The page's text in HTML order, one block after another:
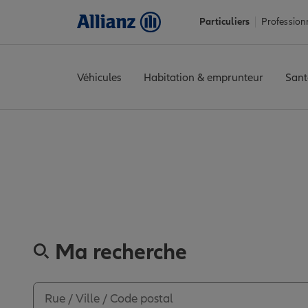
Particuliers
Véhicules Habitation & emprunteur
Ma recherche